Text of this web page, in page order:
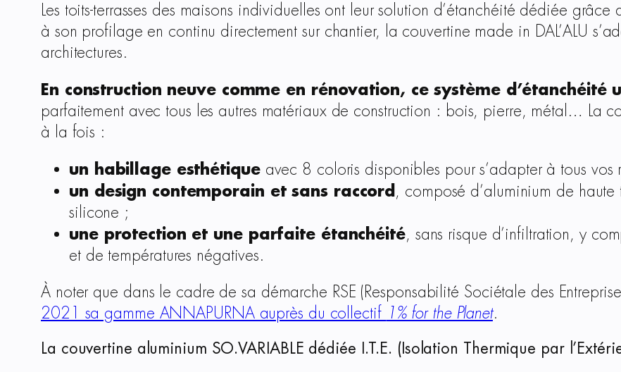
Les toits-terrasses des maisons individuelles ont leur solution d’étanchéité dédiée grâce
à son profilage en continu directement sur chantier, la couvertine made in DAL’ALU
architectures.
En construction neuve comme en rénovation, ce système d’étanchéité
parfaitement avec tous les autres matériaux de construction : bois, pierre, métal… La
à la fois :
un habillage esthétiqueavec 8 coloris disponibles pour s’adapter à tous vos
un design contemporain et sans raccord , composé d’aluminium de
silicone ;
une protection et une parfaite étanchéité, sans risque d’infiltration, y
et de températures négatives.
À noter que dans le cadre de sa démarche RSE (Responsabilité Sociétale des
2021 sa gamme ANNAPURNA auprès du collectif 1% for the Planet.
La couvertine aluminium SO.VARIABLE dédiée I.T.E. (Isolation Thermique par